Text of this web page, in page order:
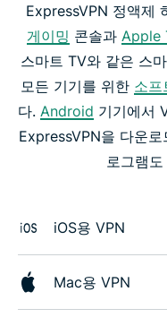
ExpressVPN 정액제
게이밍 콘솔과 Apple
스마트 TV와 같은 스
모든 기기를 위한 소프
다. Android 기기에서
ExpressVPN을 다운로
로그램
iOS용 VPN
Mac용 VPN